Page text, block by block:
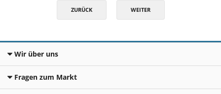
ZURÜCK WEITER
Wir über uns
Fragen zum Markt